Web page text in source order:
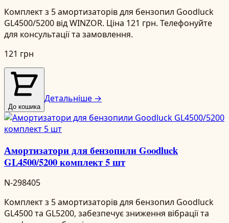
Комплект з 5 амортизаторів для бензопил Goodluck
GL4500/5200 від WINZOR. Ціна 121 грн. Телефонуйте
для консультації та замовлення.
121 грн
До кошика
Детальніше →
Амортизатори для бензопили Goodluck
GL4500/5200 комплект 5 шт
N-298405
Комплект з 5 амортизаторів для бензопил Goodluck
GL4500 та GL5200, забезпечує зниження вібрації та